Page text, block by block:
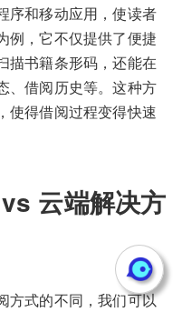
序和移动应用，使读者
例，它不仅提供了便捷
描书籍条形码，还能在
、借阅历史等。这种方
使得借阅过程变得快速
云端解决方
方式的不同，我们可以